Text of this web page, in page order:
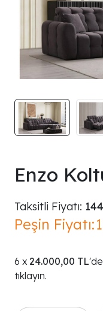
Enzo
Taksitli Fiyatı:
Peşin Fiyatı:
24.000,00 TL
tıklayın.